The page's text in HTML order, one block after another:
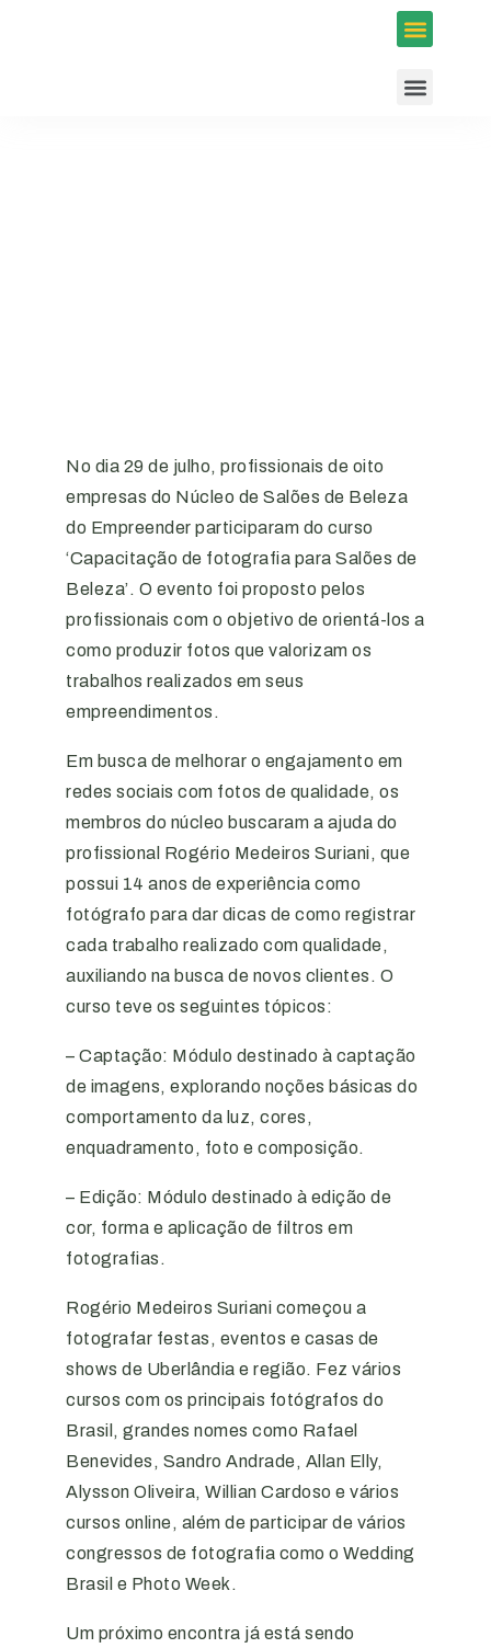
No dia 29 de julho, profissionais de oito
empresas do Núcleo de Salões de Beleza
do Empreender participaram do curso
‘Capacitação de fotografia para Salões de
Beleza’. O evento foi proposto pelos
profissionais com o objetivo de orientá-los a
como produzir fotos que valorizam os
trabalhos realizados em seus
empreendimentos.
Em busca de melhorar o engajamento em
redes sociais com fotos de qualidade, os
membros do núcleo buscaram a ajuda do
profissional Rogério Medeiros Suriani, que
possui 14 anos de experiência como
fotógrafo para dar dicas de como registrar
cada trabalho realizado com qualidade,
auxiliando na busca de novos clientes. O
curso teve os seguintes tópicos:
– Captação: Módulo destinado à captação
de imagens, explorando noções básicas do
comportamento da luz, cores,
enquadramento, foto e composição.
– Edição: Módulo destinado à edição de
cor, forma e aplicação de filtros em
fotografias.
Rogério Medeiros Suriani começou a
fotografar festas, eventos e casas de
shows de Uberlândia e região. Fez vários
cursos com os principais fotógrafos do
Brasil, grandes nomes como Rafael
Benevides, Sandro Andrade, Allan Elly,
Alysson Oliveira, Willian Cardoso e vários
cursos online, além de participar de vários
congressos de fotografia como o Wedding
Brasil e Photo Week.
Um próximo encontra já está sendo